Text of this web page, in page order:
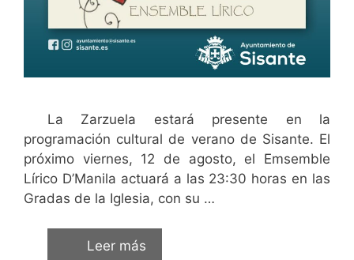
La Zarzuela estará presente en la
programación cultural de verano de Sisante. El
próximo viernes, 12 de agosto, el Emsemble
Lírico D’Manila actuará a las 23:30 horas en las
Gradas de la Iglesia, con su …
Leer más